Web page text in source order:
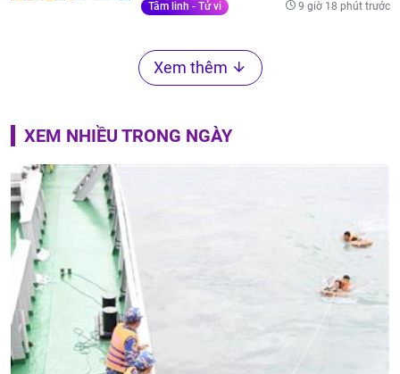
Tâm linh - Tử vi 9 giờ 18 phút trước
Xem thêm
XEM NHIỀU TRONG NGÀY